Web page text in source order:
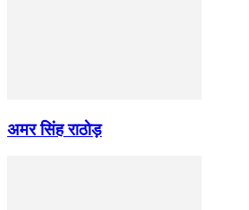
अमर सिंह राठोड़